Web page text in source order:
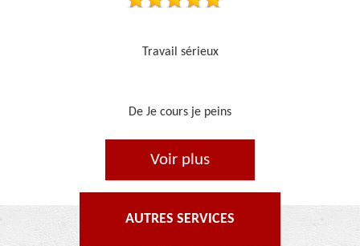
Je recommande, top !!
De Ornella
Voir plus
AUTRES SERVICES